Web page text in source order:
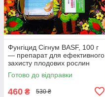
Фунгіцид Сігнум BASF, 100 г
— препарат для ефективного
захисту плодових рослин
(Сигнум) Н
Готово до відправки
460 ₴ 530 ₴